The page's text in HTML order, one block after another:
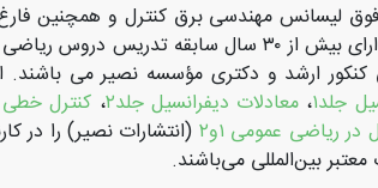
لیسانس مهندسی برق کنترل و همچنین
نصیر طوسی در مقطع دکتری گرایش کنترل می باشند. دارای بیش از ٣٠
کنکور ارشد و دکتری مؤسسه نصیر می
جلد١ ، معادلات دیفرانسیل جلد٢ ، کنترل خطی
ریاضی عمومی ١و٢
(انتشارات نصیر) را در
بین‌المللی می‌باشند.